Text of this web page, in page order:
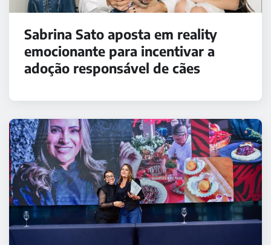
Sabrina Sato aposta em reality
emocionante para incentivar a
adoção responsável de cães